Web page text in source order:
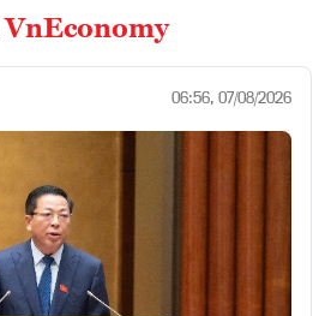
VnEconomy
06:56, 07/08/2026